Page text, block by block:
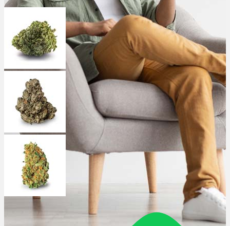
Alle Krankheiten
Chronische Schmerzen
Angststörungen
Chronische Migräne
Depressionen
Schlafstörungen
Cannabis Ärzte